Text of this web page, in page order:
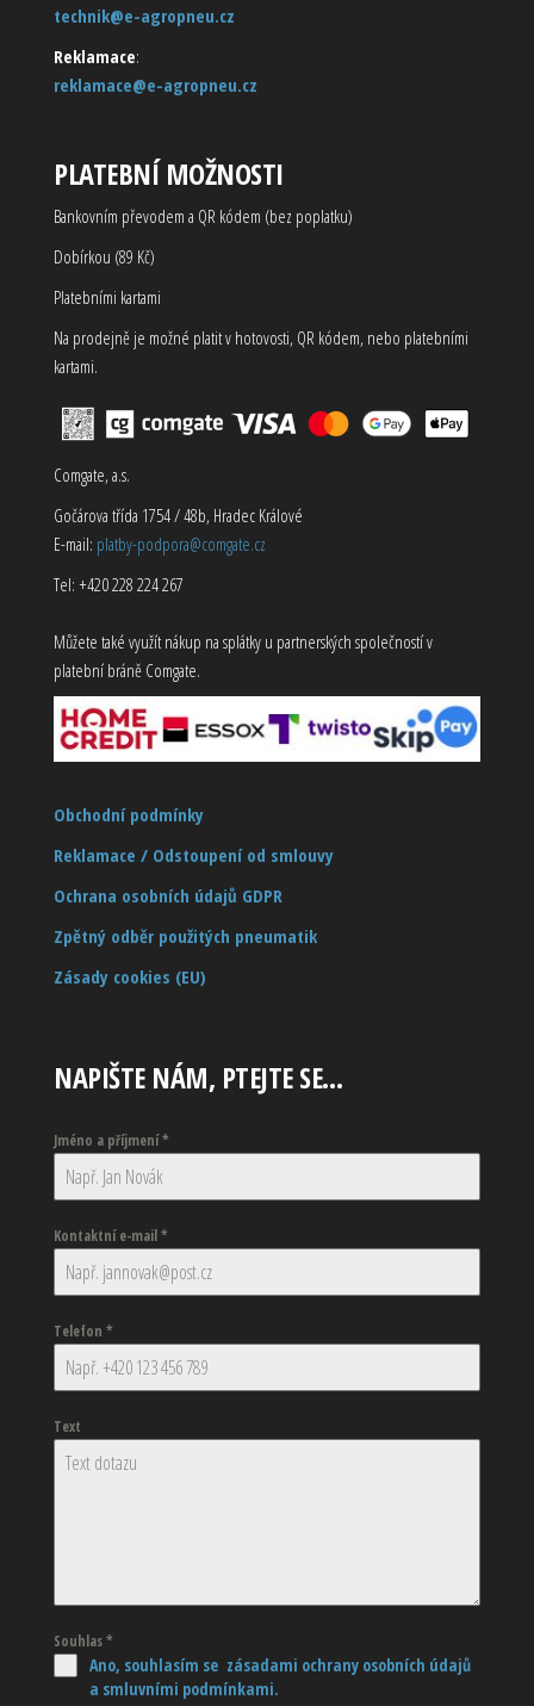
technik@e-agropneu.cz
Reklamace:
reklamace@e-agropneu.cz
PLATEBNÍ MOŽNOSTI
Bankovním převodem a QR kódem (bez poplatku)
Dobírkou (89 Kč)
Platebními kartami
Na prodejně je možné platit v hotovosti, QR kódem, nebo platebními
kartami.
Comgate, a.s.
Gočárova třída 1754 / 48b, Hradec Králové
E-mail: platby-podpora@comgate.cz
Tel: +420 228 224 267
Můžete také využít nákup na splátky u partnerských společností v
platební bráně Comgate.
Obchodní podmínky
Reklamace / Odstoupení od smlouvy
Ochrana osobních údajů GDPR
Zpětný odběr použitých pneumatik
Zásady cookies (EU)
NAPIŠTE NÁM, PTEJTE SE…
Jméno a příjmení*
Kontaktní e-mail*
Telefon *
Text
Souhlas*
Ano, souhlasím se zásadami ochrany osobních údajů
a smluvními podmínkami.